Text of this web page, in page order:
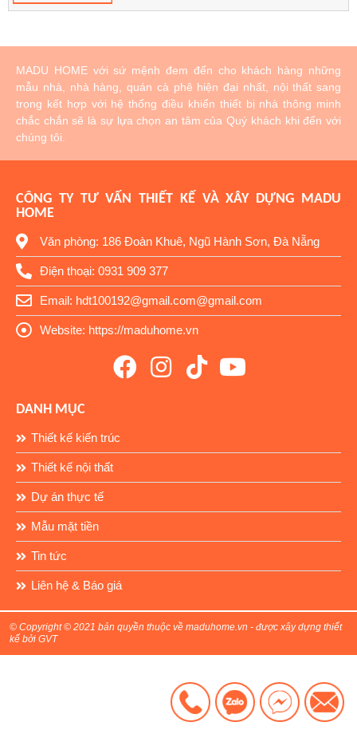
MADU HOME với sứ mệnh đem đến cho khách hàng những
mẫu nhà, nhà hàng, quán cà phê hiện đại nhất, nội thất sang
trọng kết hợp với hệ thống điều khiển thiết bị nhà thông minh
chắc chắn sẽ là sự lựa chọn an tâm của Quý khách khi đến với
chúng tôi.
CÔNG TY TƯ VẤN THIẾT KẾ VÀ XÂY DỰNG MADU
HOME
Văn phòng: 186 Đoàn Khuê, Ngũ Hành Sơn, Đà Nẵng
Điện thoại: 0931 909 377
Email: hdt100192@gmail.com@gmail.com
Website: https://maduhome.vn
DANH MỤC
Thiết kế kiến trúc
Thiết kế nội thất
Dự án thực tế
Mẫu mặt tiền
Tin tức
Liên hệ & Báo giá
© Copyright © 2021 bản quyền thuộc về maduhome.vn - được xây dựng thiết
kế bởi GVT